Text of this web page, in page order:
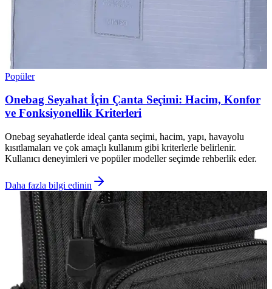
Popüler
Onebag Seyahat İçin Çanta Seçimi: Hacim, Konfor
ve Fonksiyonellik Kriterleri
Onebag seyahatlerde ideal çanta seçimi, hacim, yapı, havayolu
kısıtlamaları ve çok amaçlı kullanım gibi kriterlerle belirlenir.
Kullanıcı deneyimleri ve popüler modeller seçimde rehberlik eder.
Daha fazla bilgi edinin